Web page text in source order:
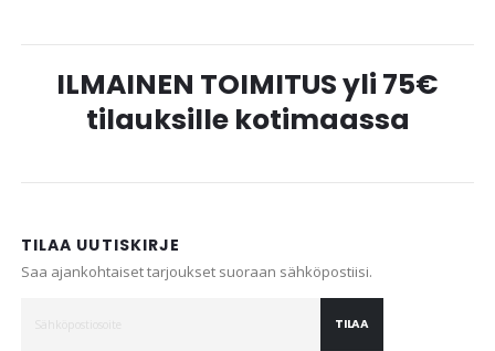
ILMAINEN TOIMITUS yli 75€
tilauksille kotimaassa
TILAA UUTISKIRJE
Saa ajankohtaiset tarjoukset suoraan sähköpostiisi.
TILAA